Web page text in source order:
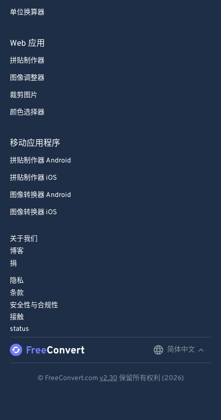
单位换算器
Web 应用
拼贴制作器
图像调整器
裁剪图片
颜色选择器
移动应用程序
拼贴制作器 Android
拼贴制作器 iOS
图像转换器 Android
图像转换器 iOS
关于我们
博客
捐
隐私
条款
安全性与合规性
接触
status
简体中文
© FreeConvert.com v2.30 保留所有权利 (2026)